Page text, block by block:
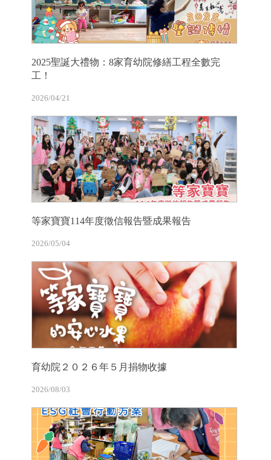
2025聖誕大禮物：8家育幼院修繕工程全數完
工！
2026/04/21
等家寶寶114年度徵信報告暨成果報告
2026/05/04
育幼院２０２６年５月捐物收據
2026/08/03